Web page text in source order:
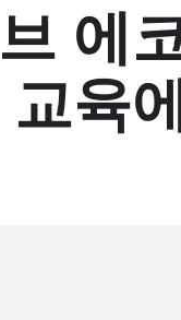
에
육